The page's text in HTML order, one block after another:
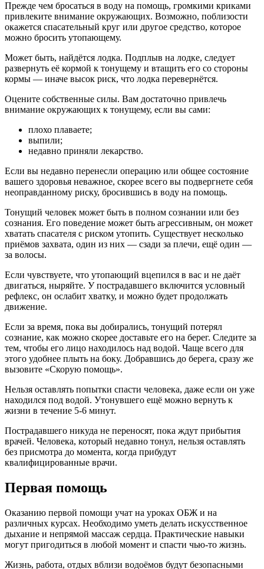
Прежде чем бросаться в воду на помощь, громкими криками
привлеките внимание окружающих. Возможно, поблизости
окажется спасательный круг или другое средство, которое
можно бросить утопающему.
Может быть, найдётся лодка. Подплыв на лодке, следует
развернуть её кормой к тонущему и втащить его со стороны
кормы — иначе высок риск, что лодка перевернётся.
Оцените собственные силы. Вам достаточно привлечь
внимание окружающих к тонущему, если вы сами:
плохо плаваете;
выпили;
недавно приняли лекарство.
Если вы недавно перенесли операцию или общее состояние
вашего здоровья неважное, скорее всего вы подвергнете себя
неоправданному риску, бросившись в воду на помощь.
Тонущий человек может быть в полном сознании или без
сознания. Его поведение может быть агрессивным, он может
хватать спасателя с риском утопить. Существует несколько
приёмов захвата, один из них — сзади за плечи, ещё один —
за волосы.
Если чувствуете, что утопающий вцепился в вас и не даёт
двигаться, ныряйте. У пострадавшего включится условный
рефлекс, он ослабит хватку, и можно будет продолжать
движение.
Если за время, пока вы добирались, тонущий потерял
сознание, как можно скорее доставьте его на берег. Следите за
тем, чтобы его лицо находилось над водой. Чаще всего для
этого удобнее плыть на боку. Добравшись до берега, сразу же
вызовите «Скорую помощь».
Нельзя оставлять попытки спасти человека, даже если он уже
находился под водой. Утонувшего ещё можно вернуть к
жизни в течение 5-6 минут.
Пострадавшего никуда не переносят, пока ждут прибытия
врачей. Человека, который недавно тонул, нельзя оставлять
без присмотра до момента, когда прибудут
квалифицированные врачи.
Первая помощь
Оказанию первой помощи учат на уроках ОБЖ и на
различных курсах. Необходимо уметь делать искусственное
дыхание и непрямой массаж сердца. Практические навыки
могут пригодиться в любой момент и спасти чью-то жизнь.
Жизнь, работа, отдых вблизи водоёмов будут безопасными